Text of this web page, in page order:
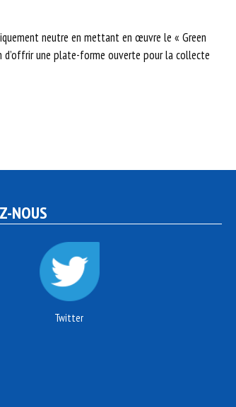
neutre en mettant en œuvre le « Green
d’offrir une plate-forme ouverte pour la collecte
NOUS
Twitter